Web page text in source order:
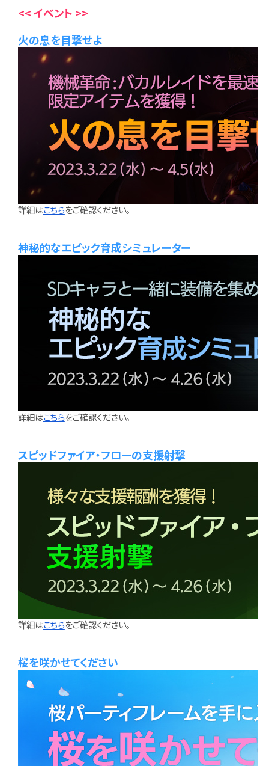
<< イベント >>
火の息を目撃せよ
詳細はこちらをご確認ください。
神秘的なエピック育成シミュレーター
詳細はこちらをご確認ください。
スピッドファイア・フローの支援射撃
詳細はこちらをご確認ください。
桜を咲かせてください